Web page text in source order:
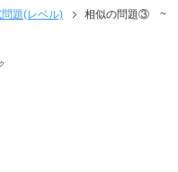
問題(レベル)
相似の問題③ ~